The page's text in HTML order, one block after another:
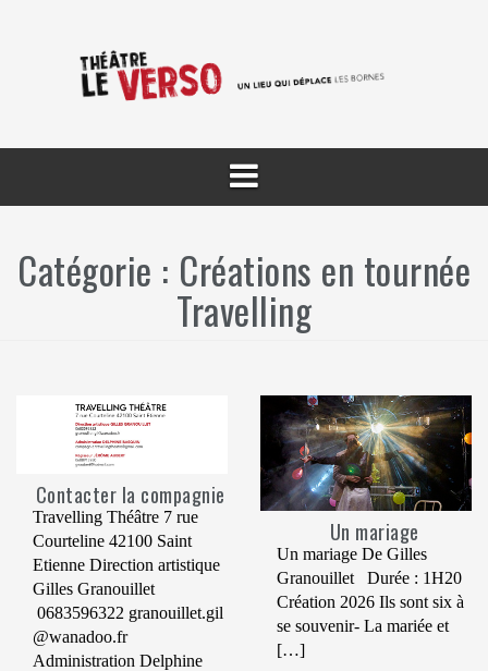
Catégorie : Créations en tournée
Travelling
Contacter la compagnie
Travelling Théâtre 7 rue
Courteline 42100 Saint
Etienne Direction artistique
Gilles Granouillet
0683596322 granouillet.gil
@wanadoo.fr
Administration Delphine
Un mariage
Un mariage De Gilles
Granouillet Durée : 1H20
Création 2026 Ils sont six à
se souvenir- La mariée et
[…]